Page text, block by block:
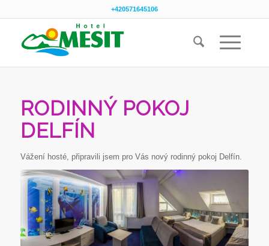
+420571645106
RODINNÝ POKOJ
DELFÍN
Vážení hosté, připravili jsem pro Vás nový rodinný pokoj Delfín.